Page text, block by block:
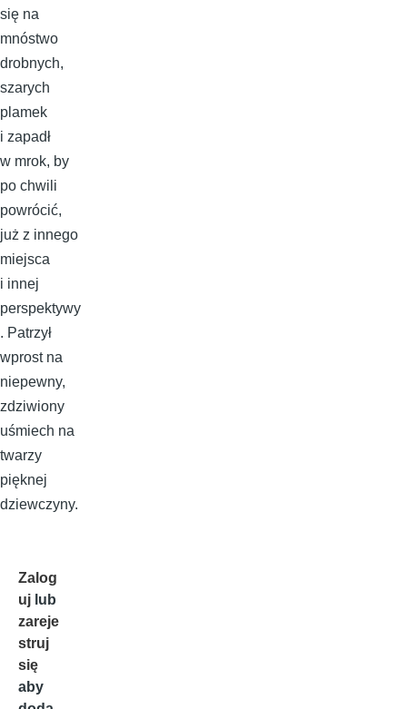
się na
mnóstwo
drobnych,
szarych
plamek
i zapadł
w mrok, by
po chwili
powrócić,
już z innego
miejsca
i innej
perspektywy
. Patrzył
wprost na
niepewny,
zdziwiony
uśmiech na
twarzy
pięknej
dziewczyny.
Zalog
uj lub
zareje
struj
się
aby